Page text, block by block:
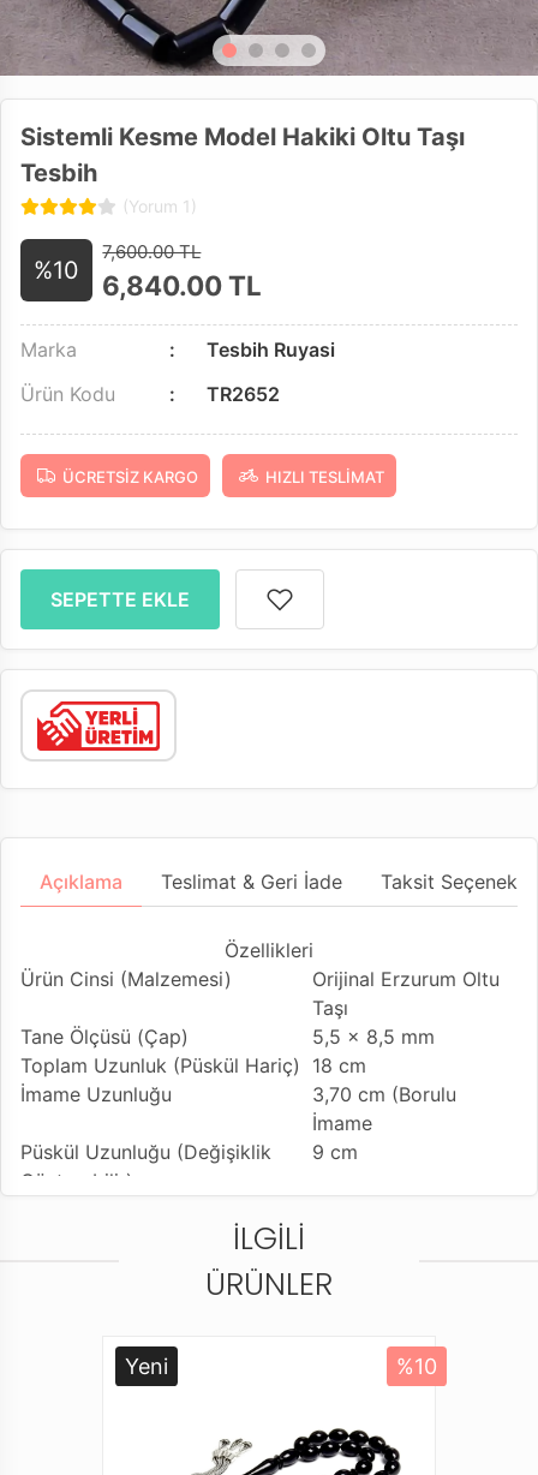
Sistemli Kesme Model Hakiki Oltu Taşı
Tesbih
(Yorum 1)
%10
7,600.00 TL
6,840.00TL
Marka
Tesbih Ruyasi
Ürün Kodu
TR2652
ÜCRETSIZ KARGO HIZLI TESLIMAT
SEPETTE EKLE
Açıklama Teslimat & Geri İade Taksit
Özellikleri
Ürün Cinsi (Malzemesi)
Orijinal Erzurum Oltu
Taşı
Tane Ölçüsü (Çap)
5,5 x 8,5 mm
Toplam Uzunluk (Püskül Hariç)
18 cm
İmame Uzunluğu
3,70 cm (Borulu
İmame
Püskül Uzunluğu (Değişiklik
Gösterebilir)
9 cm
Tesbihe Yapılan İşçilik
Sıralı Sistem Kamçı
Uygundur
Tesbihi Çekme Özelliği
Tekli ve Çiftli Çekime
Standart Tesbih İpi
Paketleme ve Gönderim Şekli
Dayanıklı Tesbih
İLGILI
ÜRÜNLER
Yeni %10